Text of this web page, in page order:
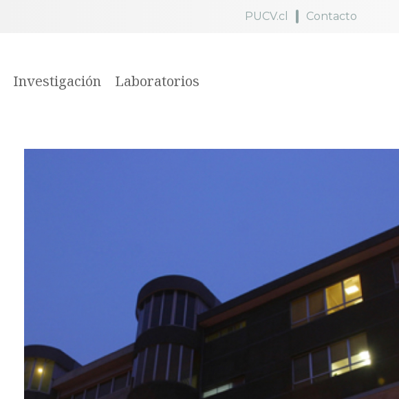
PUCV.cl Contacto
Investigación
Laboratorios